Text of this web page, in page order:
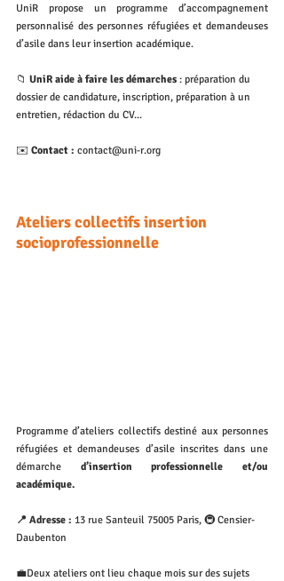
UniR propose un programme d’accompagnement
personnalisé des personnes réfugiées et demandeuses
d’asile dans leur insertion académique.
📁 UniR aide à faire les démarches : préparation du
dossier de candidature, inscription, préparation à un
entretien, rédaction du CV...
✉️ Contact : contact@uni-r.org
Ateliers collectifs insertion
socioprofessionnelle
Programme d’ateliers collectifs destiné aux personnes
réfugiées et demandeuses d’asile inscrites dans une
démarche d’insertion professionnelle et/ou
académique.
📍 Adresse : 13 rue Santeuil 75005 Paris, 🚇 Censier-
Daubenton
💼Deux ateliers ont lieu chaque mois sur des sujets